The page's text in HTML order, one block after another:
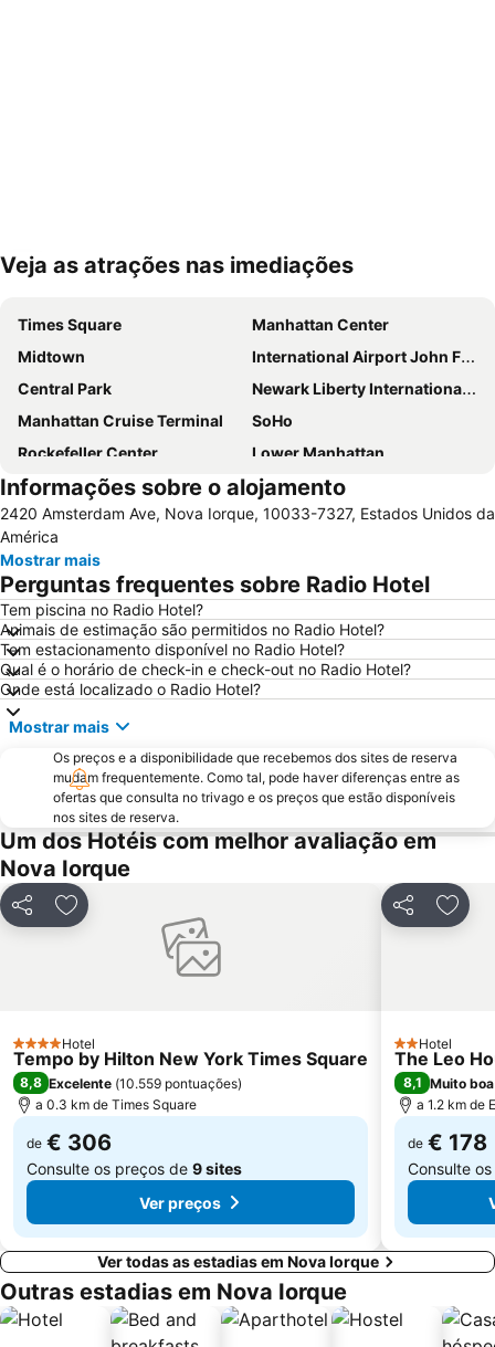
Ampliar mapa
Veja as atrações nas imediações
Times Square
Manhattan Center
Midtown
International Airport John F. Kennedy
Central Park
Newark Liberty International Airport
Manhattan Cruise Terminal
SoHo
Rockefeller Center
Lower Manhattan
Chelsea
Long Island City
Aeroporto LaGuardia
Madison Square Garden
Metrô de Nova York City
5th Ave 53rd St Metro Station
Edifício Empire State
Upper East Side
Broadway
Times Sq 42nd St Metro Station
Lower East Side
Pennsylvania Station
34th St Penn Station Metro Station
Greenwich Village
Macy's Herald Square 34th Street
West Village
7th Ave Metro Station
Financial District
Trump Tower
8th Ave Metro Station
Ponte do Brooklyn
Garment District
Javits Center
Chinatown
Informações sobre o alojamento
2420 Amsterdam Ave, Nova Iorque, 10033-7327, Estados Unidos da
América
Mostrar mais
Perguntas frequentes sobre Radio Hotel
Tem piscina no Radio Hotel?
Animais de estimação são permitidos no Radio Hotel?
Tem estacionamento disponível no Radio Hotel?
Qual é o horário de check-in e check-out no Radio Hotel?
Onde está localizado o Radio Hotel?
Mostrar mais
Os preços e a disponibilidade que recebemos dos sites de reserva
mudam frequentemente. Como tal, pode haver diferenças entre as
ofertas que consulta no trivago e os preços que estão disponíveis
nos sites de reserva.
Um dos Hotéis com melhor avaliação em
Nova Iorque
PartilharAdicionar aos favoritos
4 Estrelas
Hotel
Tempo by Hilton New York Times Square
8,8 Excelente (10.559 pontuações)
a 0.3 km de Times Square
de € 306
Consulte os preços de 9 sites
Ver preços
Partilhar
2 Estrelas
Hotel
The Leo
8,1 Muito boa
a 1.2 km de
de € 178
Consulte
Ver todas as estadias em Nova Iorque
Outras estadias em Nova Iorque